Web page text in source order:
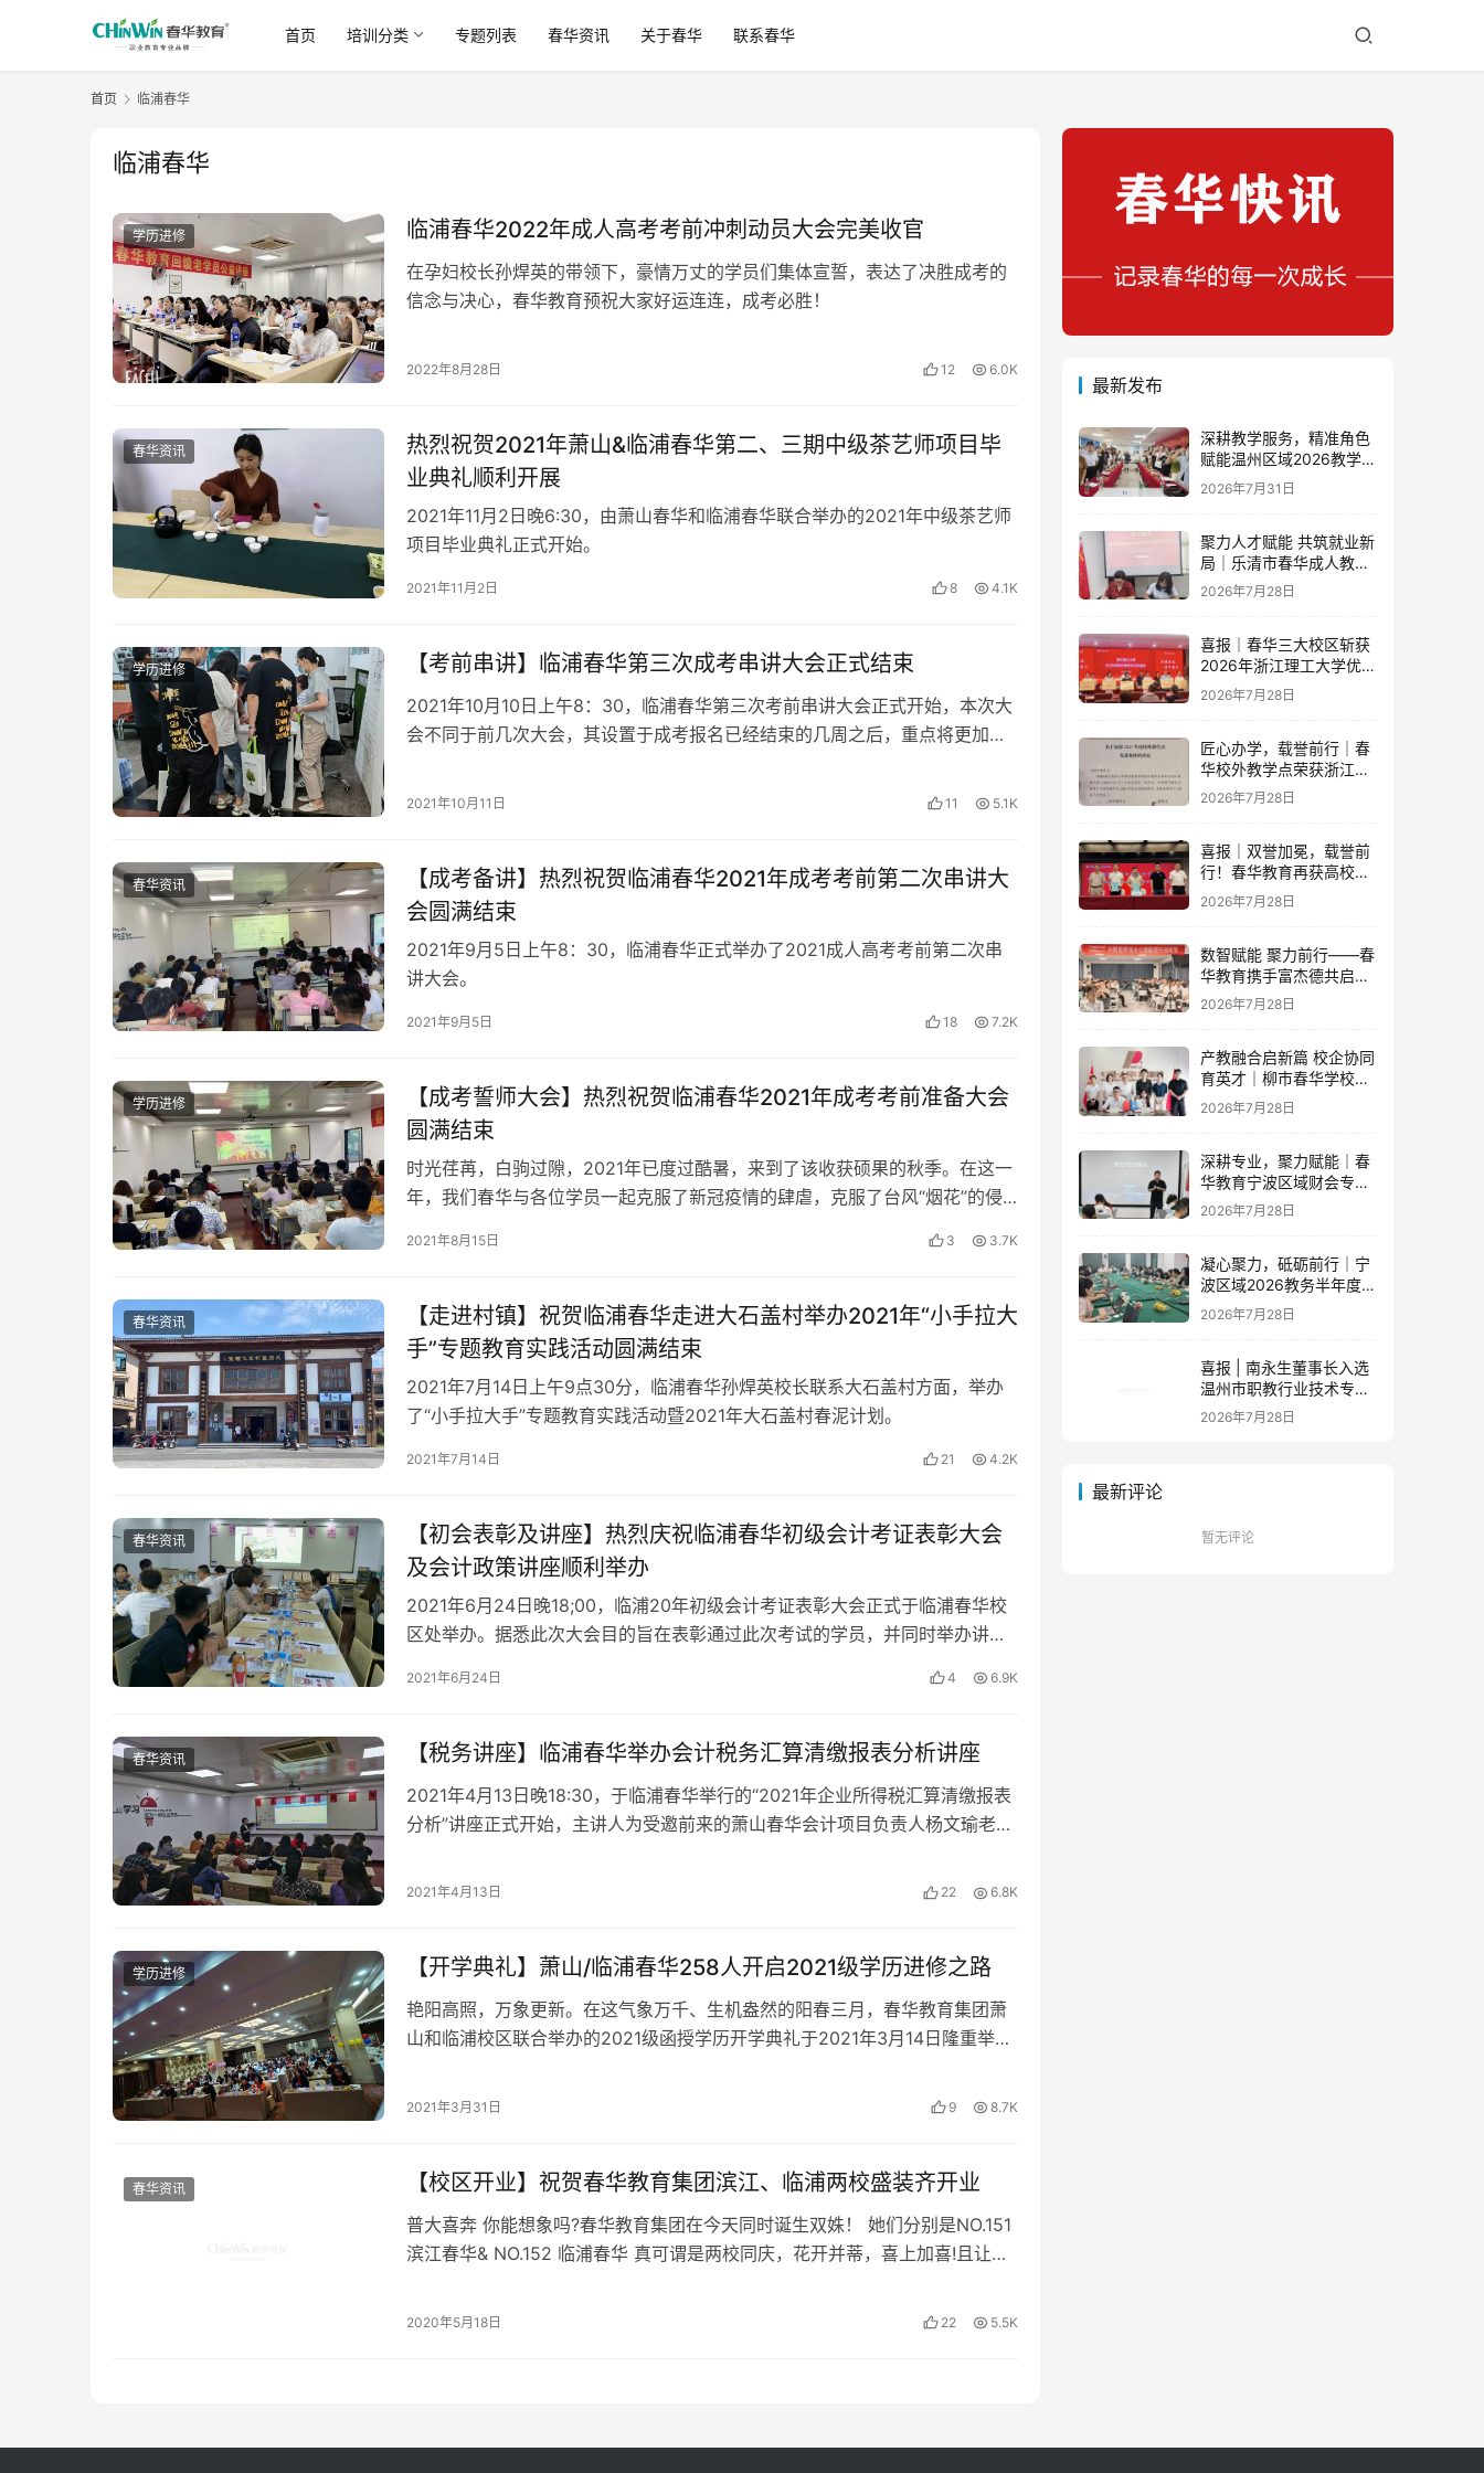
首页 培训分类 专题列表 春华资讯 关于春华 联系春华
首页 临浦春华
临浦春华
学历进修 临浦春华2022年成人高考考前冲刺动员大会完美收官
在孕妇校长孙焊英的带领下，豪情万丈的学员们集体宣誓，表达了决胜成考的
信念与决心，春华教育预祝大家好运连连，成考必胜！
2022年8月28日 12 6.0K
春华资讯
热烈祝贺2021年萧山&临浦春华第二、三期中级茶艺师项目毕
业典礼顺利开展
2021年11月2日晚6:30，由萧山春华和临浦春华联合举办的2021年中级茶艺师
项目毕业典礼正式开始。
2021年11月2日 8 4.1K
学历进修 【考前串讲】临浦春华第三次成考串讲大会正式结束
2021年10月10日上午8：30，临浦春华第三次考前串讲大会正式开始，本次大
会不同于前几次大会，其设置于成考报名已经结束的几周之后，重点将更加倾
目，争取让学员们成为“自来水”，将春华品牌传播开来，传达更加深远的影
2021年10月11日 11 5.1K
春华资讯
【成考备讲】热烈祝贺临浦春华2021年成考考前第二次串讲大
会圆满结束
2021年9月5日上午8：30，临浦春华正式举办了2021成人高考考前第二次串
讲大会。
2021年9月5日 18 7.2K
学历进修
【成考誓师大会】热烈祝贺临浦春华2021年成考考前准备大会
圆满结束
时光荏苒，白驹过隙，2021年已度过酷暑，来到了该收获硕果的秋季。在这一
年，我们春华与各位学员一起克服了新冠疫情的肆虐，克服了台风“烟花”的侵
——成人高考。而面对此次考验，我们依然满怀信心。
2021年8月15日 3 3.7K
春华资讯
【走进村镇】祝贺临浦春华走进大石盖村举办2021年“小手拉大
手”专题教育实践活动圆满结束
2021年7月14日上午9点30分，临浦春华孙焊英校长联系大石盖村方面，举办
了“小手拉大手”专题教育实践活动暨2021年大石盖村春泥计划。
2021年7月14日 21 4.2K
春华资讯
【初会表彰及讲座】热烈庆祝临浦春华初级会计考证表彰大会
及会计政策讲座顺利举办
2021年6月24日晚18;00，临浦20年初级会计考证表彰大会正式于临浦春华校
区处举办。据悉此次大会目的旨在表彰通过此次考试的学员，并同时举办讲
坚实的基础，以争取通过下次考试。
2021年6月24日 4 6.9K
春华资讯 【税务讲座】临浦春华举办会计税务汇算清缴报表分析讲座
2021年4月13日晚18:30，于临浦春华举行的“2021年企业所得税汇算清缴报表
分析”讲座正式开始，主讲人为受邀前来的萧山春华会计项目负责人杨文瑜老
2021年4月13日 22 6.8K
学历进修 【开学典礼】萧山/临浦春华258人开启2021级学历进修之路
艳阳高照，万象更新。在这气象万千、生机盎然的阳春三月，春华教育集团萧
山和临浦校区联合举办的2021级函授学历开学典礼于2021年3月14日隆重举
一激动人心的时刻。
2021年3月31日 9 8.7K
春华资讯 【校区开业】祝贺春华教育集团滨江、临浦两校盛装齐开业
普大喜奔 你能想象吗?春华教育集团在今天同时诞生双姝！ 她们分别是NO.151
滨江春华& NO.152 临浦春华 真可谓是两校同庆，花开并蒂，喜上加喜!且让小
2020年5月18日 22 5.5K
最新发布
深耕教学服务，精准角色
赋能温州区域2026教学团
队半年度工作会议顺利召
2026年7月31日
聚力人才赋能 共筑就业新
局｜乐清市春华成人教育
学校与省级示范零工市场
2026年7月28日
喜报｜春华三大校区斩获
2026年浙江理工大学优秀
教学点荣誉
2026年7月28日
匠心办学，载誉前行｜春
华校外教学点荣获浙江财
经大学2025年度多项荣誉
2026年7月28日
喜报｜双誉加冕，载誉前
行！春华教育再获高校官
方重磅认可
2026年7月28日
数智赋能 聚力前行——春
华教育携手富杰德共启AI
办公内训新篇章
2026年7月28日
产教融合启新篇 校企协同
育英才｜柳市春华学校与
人民电器集团成功签订战
略合作协议
2026年7月28日
深耕专业，聚力赋能｜春
华教育宁波区域财会专项
落地培训即将开启！
2026年7月28日
凝心聚力，砥砺前行｜宁
波区域2026教务半年度工
作会议圆满落幕，学管团
队蓄力新征程
2026年7月28日
喜报 | 南永生董事长入选
温州市职教行业技术专家
库！
2026年7月28日
最新评论
暂无评论